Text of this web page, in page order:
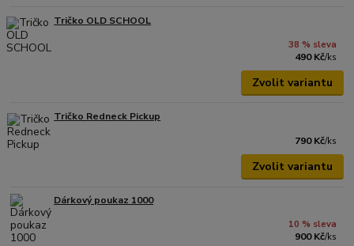
Tričko OLD SCHOOL
38 % sleva
490 Kč/ks
Zvolit variantu
Tričko Redneck Pickup
790 Kč/ks
Zvolit variantu
Dárkový poukaz 1000
10 % sleva
900 Kč/ks